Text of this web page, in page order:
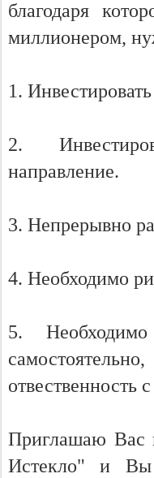
благодаря
миллионером,
1.
2.
направление.
3. Непрерывно
4. Необходимо
5.
отвественность
Приглашаю Вас
Истекло" и Вы